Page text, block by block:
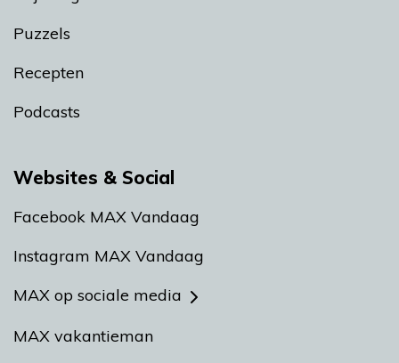
Puzzels
Recepten
Podcasts
Websites & Social
Facebook MAX Vandaag
Instagram MAX Vandaag
MAX op sociale media
MAX vakantieman